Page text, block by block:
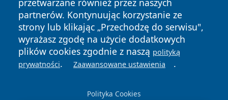
przetwarzane również przez naszych
partnerów. Kontynuując korzystanie ze
strony lub klikając „Przechodzę do serwisu",
wyrażasz zgodę na użycie dodatkowych
plików cookies zgodnie z naszą polityką
prywatności. Zaawansowane ustawienia .
Polityka Cookies
News Autorzy
Polityka
Prywatności
Polityka
Cookies